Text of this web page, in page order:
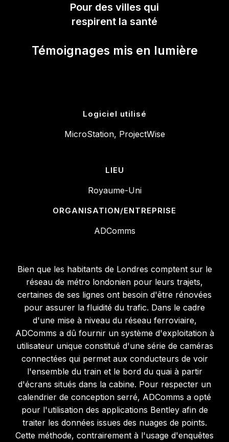
Pour des villes qui
respirent la santé
Témoignages mis en lumière
Logiciel utilisé
MicroStation, ProjectWise
LIEU
Royaume-Uni
ORGANISATION/ENTREPRISE
ADComms
Bien que les habitants de Londres comptent sur le
réseau de métro londonien pour leurs trajets,
certaines de ses lignes ont besoin d'être rénovées
pour assurer la fluidité du trafic. Dans le cadre
d'une mise à niveau du réseau ferroviaire,
ADComms a dû fournir un système d'exploitation à
utilisateur unique constitué d'une série de caméras
connectées qui permet aux conducteurs de voir
l'ensemble du train et le bord du quai à partir
d'écrans situés dans la cabine. Pour respecter un
calendrier de conception serré, ADComms a opté
pour l'utilisation des applications Bentley afin de
traiter les données issues des nuages de points.
Cette méthode, contrairement à l'usage d'enquêtes